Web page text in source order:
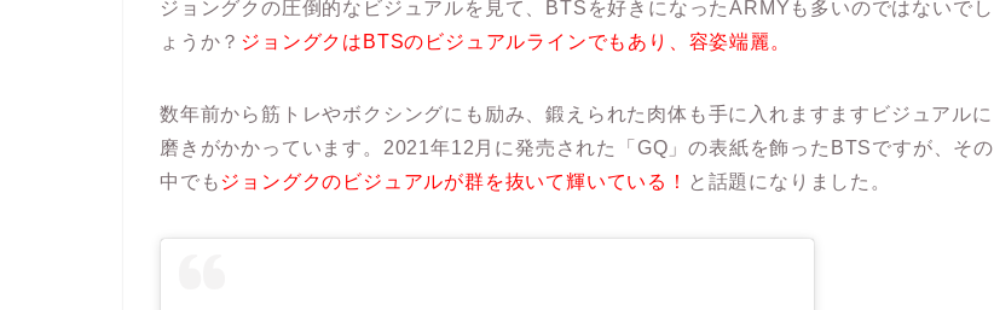
ジョングクの圧倒的なビジュアルを見て、BTSを好きになったARMYも多いのではないでし
ょうか？ ジョングクはBTSのビジュアルラインでもあり、容姿端麗。
数年前から筋トレやボクシングにも励み、鍛えられた肉体も手に入れますますビジュアルに
磨きがかかっています。2021年12月に発売された「GQ」の表紙を飾ったBTSですが、その
中でも ジョングクのビジュアルが群を抜いて輝いている！ と話題になりました。